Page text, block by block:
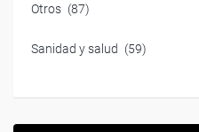
Otros (87)
Sanidad y salud (59)